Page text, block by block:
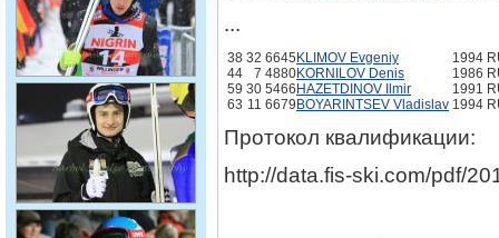
...
38 32 6645 KLIMOV Evgeniy 1994
44
7 4880KORNILOV Denis 1986
59 30 5466 HAZETDINOV Ilmir 1991
63 11 6679 BOYARINTSEV Vladislav 1994
Протокол квалификации:
http://data.fis-ski.com/pdf/